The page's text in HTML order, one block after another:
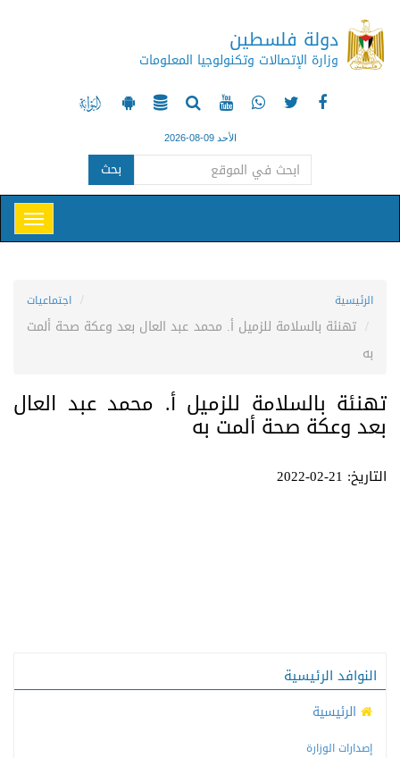
دولة فلسطين
وزارة الإتصالات وتكنولوجيا المعلومات
الأحد 09-08-2026
بحث
الرئيسية اجتماعيات
تهنئة بالسلامة للزميل أ. محمد عبد العال بعد وعكة صحة ألمت
به
تهنئة بالسلامة للزميل أ. محمد عبد العال
بعد وعكة صحة ألمت به
التاريخ: 21-02-2022
النوافد الرئيسية
الرئيسية
إصدارات الوزارة